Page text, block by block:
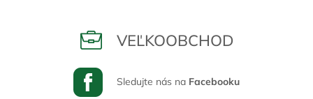
VEĽKOOBCHOD
Sledujte nás na Facebooku